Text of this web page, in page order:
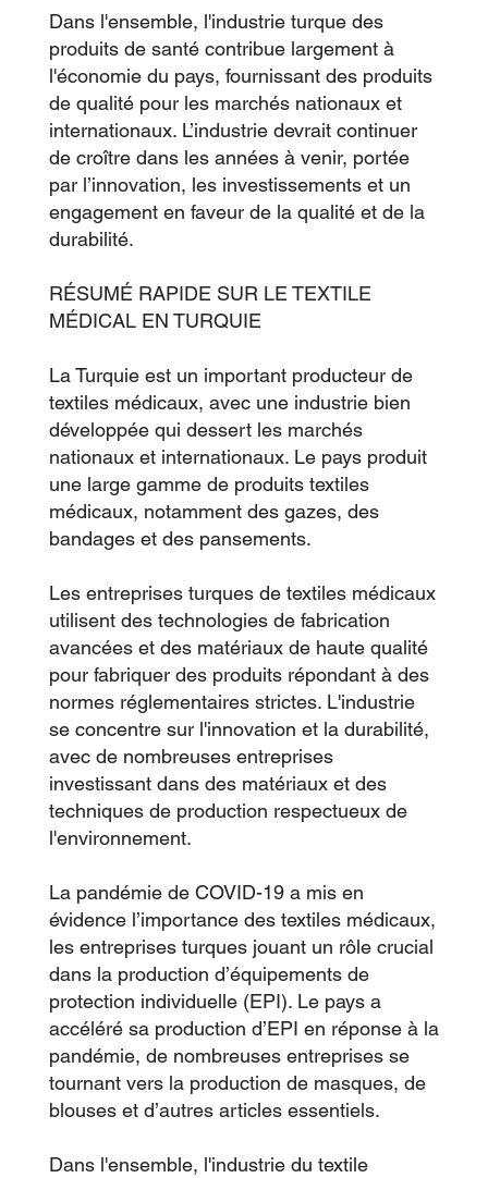
Dans l'ensemble, l'industrie turque des
produits de santé contribue largement à
l'économie du pays, fournissant des produits
de qualité pour les marchés nationaux et
internationaux. L’industrie devrait continuer
de croître dans les années à venir, portée
par l’innovation, les investissements et un
engagement en faveur de la qualité et de la
durabilité.
RÉSUMÉ RAPIDE SUR LE TEXTILE
MÉDICAL EN TURQUIE
La Turquie est un important producteur de
textiles médicaux, avec une industrie bien
développée qui dessert les marchés
nationaux et internationaux. Le pays produit
une large gamme de produits textiles
médicaux, notamment des gazes, des
bandages et des pansements.
Les entreprises turques de textiles médicaux
utilisent des technologies de fabrication
avancées et des matériaux de haute qualité
pour fabriquer des produits répondant à des
normes réglementaires strictes. L'industrie
se concentre sur l'innovation et la durabilité,
avec de nombreuses entreprises
investissant dans des matériaux et des
techniques de production respectueux de
l'environnement.
La pandémie de COVID-19 a mis en
évidence l’importance des textiles médicaux,
les entreprises turques jouant un rôle crucial
dans la production d’équipements de
protection individuelle (EPI). Le pays a
accéléré sa production d’EPI en réponse à la
pandémie, de nombreuses entreprises se
tournant vers la production de masques, de
blouses et d’autres articles essentiels.
Dans l'ensemble, l'industrie du textile